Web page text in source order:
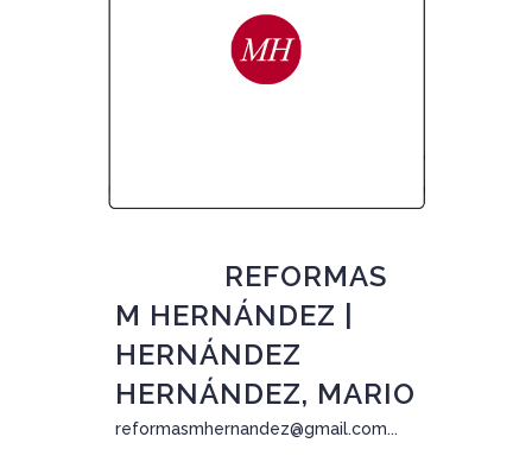
REFORMAS
M HERNÁNDEZ |
HERNÁNDEZ
HERNÁNDEZ, MARIO
reformasmhernandez@gmail.com...